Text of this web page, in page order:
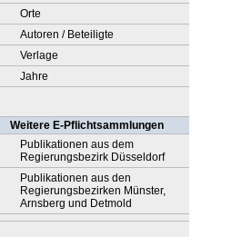
Orte
Autoren / Beteiligte
Verlage
Jahre
Weitere E-Pflichtsammlungen
Publikationen aus dem
Regierungsbezirk Düsseldorf
Publikationen aus den
Regierungsbezirken Münster,
Arnsberg und Detmold